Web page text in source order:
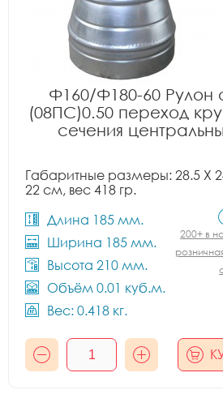
Ф160/Ф180-60 Рулон
(08ПС)0.50 переход
сечения
Габаритные размеры: 28.5 X
22 см, вес 418 гр.
Длина 185 мм.
Ширина 185 мм.
Высота 210 мм.
Объём 0.01 куб.м.
Вес: 0.418 кг.
200+ в